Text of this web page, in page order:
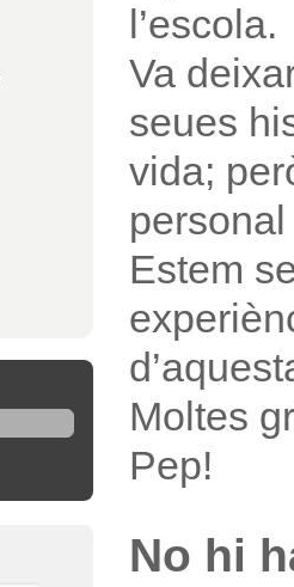
l’escola.
Va
seues
vida;
Estem
Moltes
Pep!
No hi